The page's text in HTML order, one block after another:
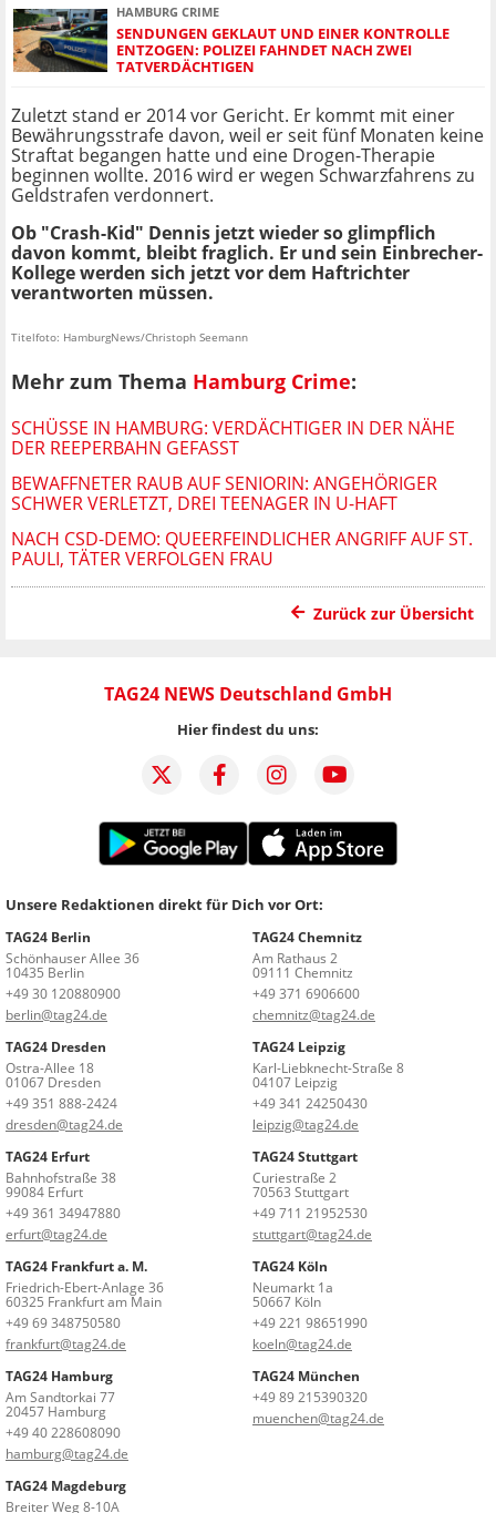
HAMBURG CRIME
SENDUNGEN GEKLAUT UND EINER KONTROLLE
ENTZOGEN: POLIZEI FAHNDET NACH ZWEI
TATVERDÄCHTIGEN
Zuletzt stand er 2014 vor Gericht. Er kommt mit einer
Bewährungsstrafe davon, weil er seit fünf Monaten keine
Straftat begangen hatte und eine Drogen-Therapie
beginnen wollte. 2016 wird er wegen Schwarzfahrens zu
Geldstrafen verdonnert.
Ob "Crash-Kid" Dennis jetzt wieder so glimpflich
davon kommt, bleibt fraglich. Er und sein Einbrecher-
Kollege werden sich jetzt vor dem Haftrichter
verantworten müssen.
Titelfoto: HamburgNews/Christoph Seemann
Mehr zum Thema Hamburg Crime:
SCHÜSSE IN HAMBURG: VERDÄCHTIGER IN DER NÄHE
DER REEPERBAHN GEFASST
BEWAFFNETER RAUB AUF SENIORIN: ANGEHÖRIGER
SCHWER VERLETZT, DREI TEENAGER IN U-HAFT
NACH CSD-DEMO: QUEERFEINDLICHER ANGRIFF AUF ST.
PAULI, TÄTER VERFOLGEN FRAU
Zurück zur Übersicht
TAG24 NEWS Deutschland GmbH
Hier findest du uns:
Unsere Redaktionen direkt für Dich vor Ort:
TAG24 Berlin
Schönhauser Allee 36
10435 Berlin
+49 30 120880900
berlin@tag24.de
TAG24 Chemnitz
Am Rathaus 2
09111 Chemnitz
+49 371 6906600
chemnitz@tag24.de
TAG24 Dresden
Ostra-Allee 18
01067 Dresden
+49 351 888-2424
dresden@tag24.de
TAG24 Leipzig
Karl-Liebknecht-Straße 8
04107 Leipzig
+49 341 24250430
leipzig@tag24.de
TAG24 Erfurt
Bahnhofstraße 38
99084 Erfurt
+49 361 34947880
erfurt@tag24.de
TAG24 Stuttgart
Curiestraße 2
70563 Stuttgart
+49 711 21952530
stuttgart@tag24.de
TAG24 Frankfurt a. M.
Friedrich-Ebert-Anlage 36
60325 Frankfurt am Main
+49 69 348750580
frankfurt@tag24.de
TAG24 Köln
Neumarkt 1a
50667 Köln
+49 221 98651990
koeln@tag24.de
TAG24 Hamburg
Am Sandtorkai 77
20457 Hamburg
+49 40 228608090
hamburg@tag24.de
TAG24 München
+49 89 215390320
muenchen@tag24.de
TAG24 Magdeburg
Breiter Weg 8-10A